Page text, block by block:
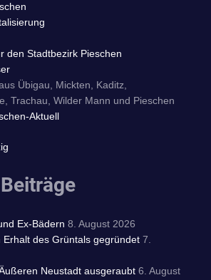
den Stadtbezirk Pieschen
Übigau, Mickten, Kaditz,
Trachau, Wilder Mann und Pieschen
Aktuell
Ex-Bädern 8. August 2026
Erhalt des Grüntals gegründet 7.
Neustadt ausgeraubt 6. August